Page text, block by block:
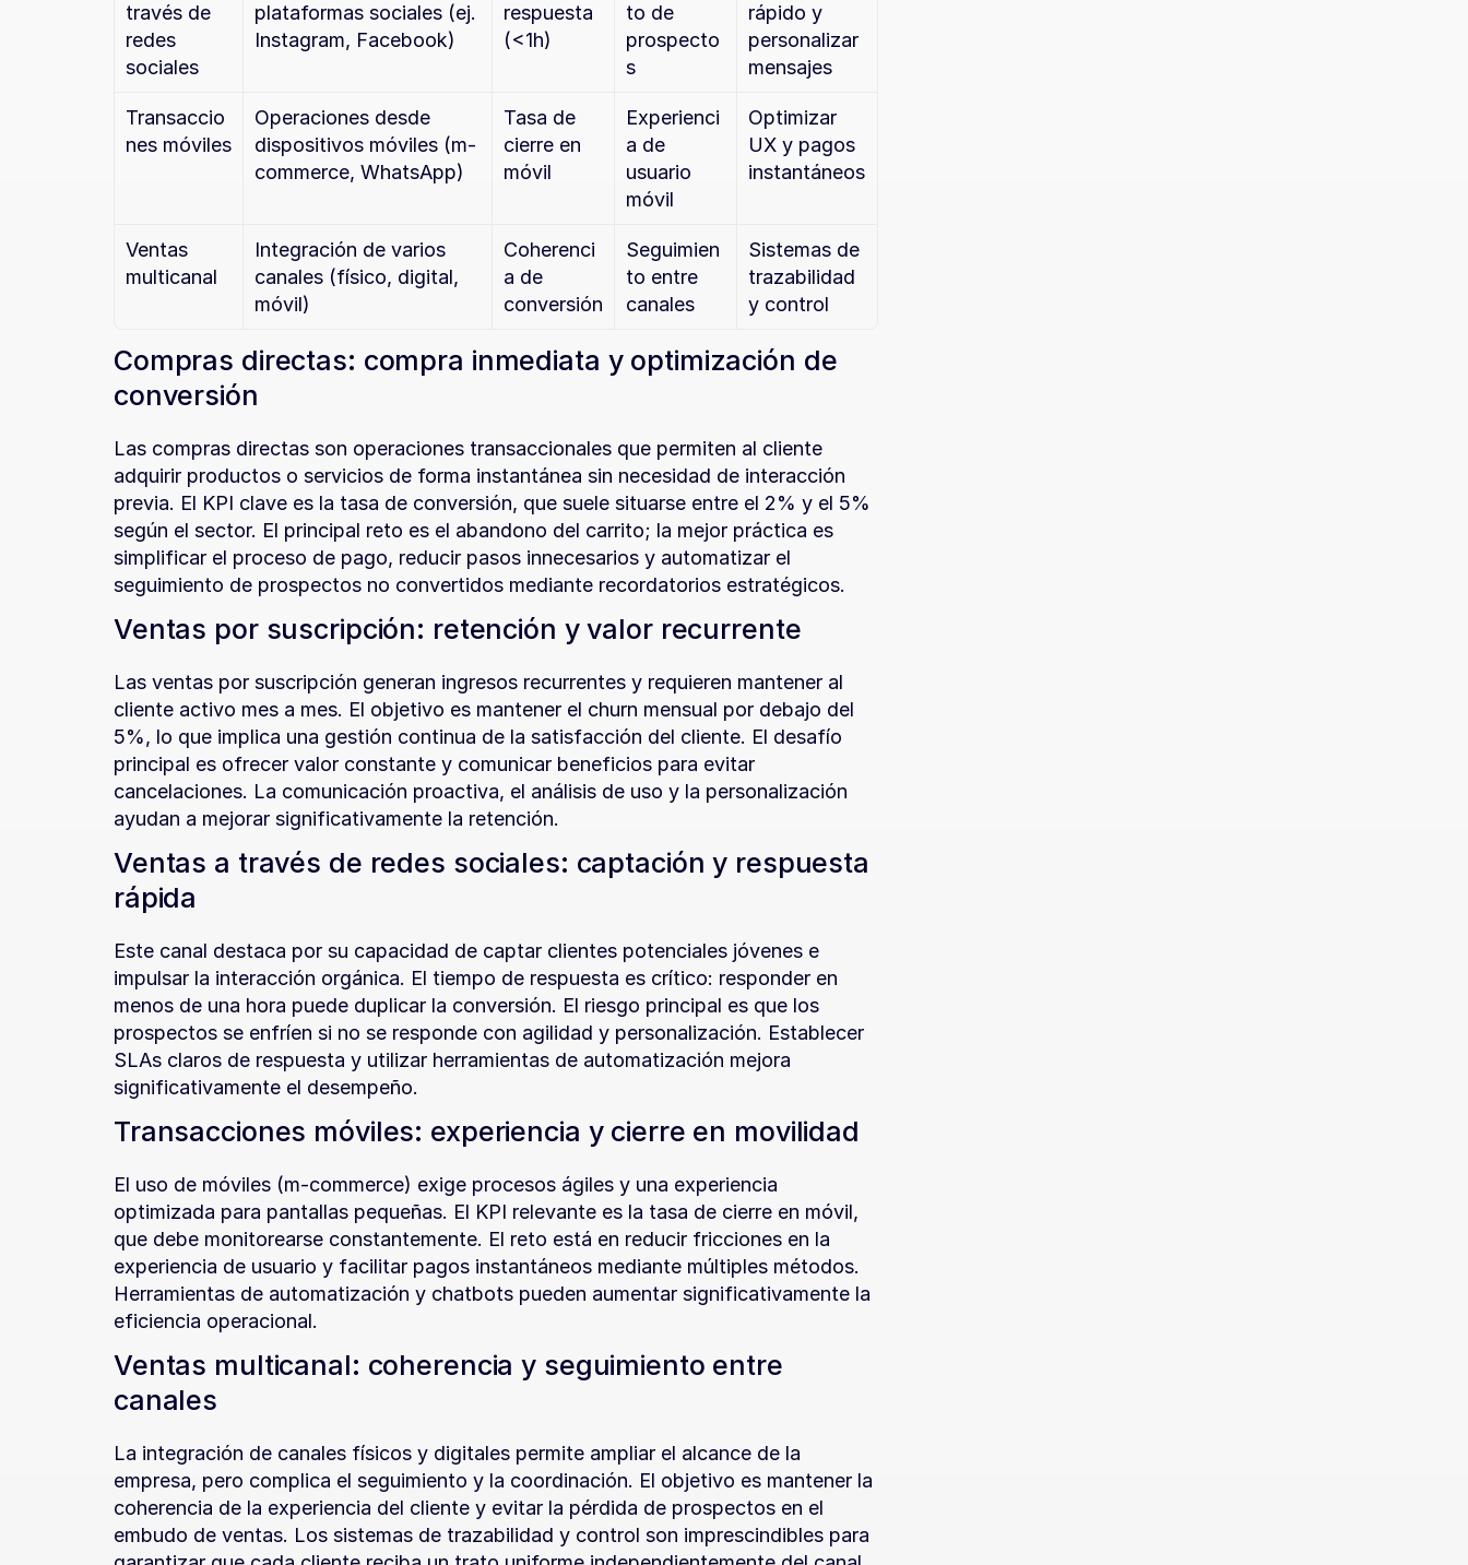
través de
redes
sociales
plataformas sociales (ej.
Instagram, Facebook)
respuesta
(<1h)
to de
prospecto
s
rápido y
personalizar
mensajes
Transaccio
nes móviles
Operaciones desde
dispositivos móviles (m-
commerce, WhatsApp)
Tasa de
cierre en
móvil
Experienci
a de
usuario
móvil
Optimizar
UX y pagos
instantáneos
Ventas
multicanal
Integración de varios
canales (físico, digital,
móvil)
Coherenci
a de
conversión
Seguimien
to entre
canales
Sistemas de
trazabilidad
y control
Compras directas: compra inmediata y optimización de
conversión
Las compras directas son operaciones transaccionales que permiten al cliente
adquirir productos o servicios de forma instantánea sin necesidad de interacción
previa. El KPI clave es la tasa de conversión, que suele situarse entre el 2% y el 5%
según el sector. El principal reto es el abandono del carrito; la mejor práctica es
simplificar el proceso de pago, reducir pasos innecesarios y automatizar el
seguimiento de prospectos no convertidos mediante recordatorios estratégicos.
Ventas por suscripción: retención y valor recurrente
Las ventas por suscripción generan ingresos recurrentes y requieren mantener al
cliente activo mes a mes. El objetivo es mantener el churn mensual por debajo del
5%, lo que implica una gestión continua de la satisfacción del cliente. El desafío
principal es ofrecer valor constante y comunicar beneficios para evitar
cancelaciones. La comunicación proactiva, el análisis de uso y la personalización
ayudan a mejorar significativamente la retención.
Ventas a través de redes sociales: captación y respuesta
rápida
Este canal destaca por su capacidad de captar clientes potenciales jóvenes e
impulsar la interacción orgánica. El tiempo de respuesta es crítico: responder en
menos de una hora puede duplicar la conversión. El riesgo principal es que los
prospectos se enfríen si no se responde con agilidad y personalización. Establecer
SLAs claros de respuesta y utilizar herramientas de automatización mejora
significativamente el desempeño.
Transacciones móviles: experiencia y cierre en movilidad
El uso de móviles (m-commerce) exige procesos ágiles y una experiencia
optimizada para pantallas pequeñas. El KPI relevante es la tasa de cierre en móvil,
que debe monitorearse constantemente. El reto está en reducir fricciones en la
experiencia de usuario y facilitar pagos instantáneos mediante múltiples métodos.
Herramientas de automatización y chatbots pueden aumentar significativamente la
eficiencia operacional.
Ventas multicanal: coherencia y seguimiento entre
canales
La integración de canales físicos y digitales permite ampliar el alcance de la
empresa, pero complica el seguimiento y la coordinación. El objetivo es mantener la
coherencia de la experiencia del cliente y evitar la pérdida de prospectos en el
embudo de ventas. Los sistemas de trazabilidad y control son imprescindibles para